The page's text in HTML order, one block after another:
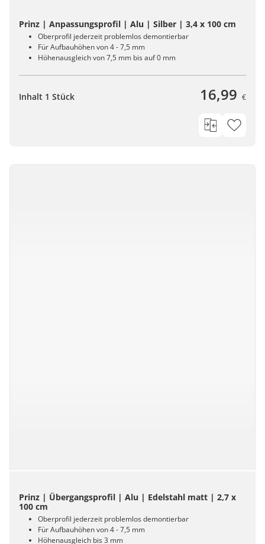
Prinz | Anpassungsprofil | Alu | Silber | 3,4 x 100 cm
Oberprofil jederzeit problemlos demontierbar
Für Aufbauhöhen von 4 - 7,5 mm
Höhenausgleich von 7,5 mm bis auf 0 mm
Inhalt 1 Stück 16,99 €
Prinz | Übergangsprofil | Alu | Edelstahl matt | 2,7 x
100 cm
Oberprofil jederzeit problemlos demontierbar
Für Aufbauhöhen von 4 - 7,5 mm
Höhenausgleich bis 3 mm